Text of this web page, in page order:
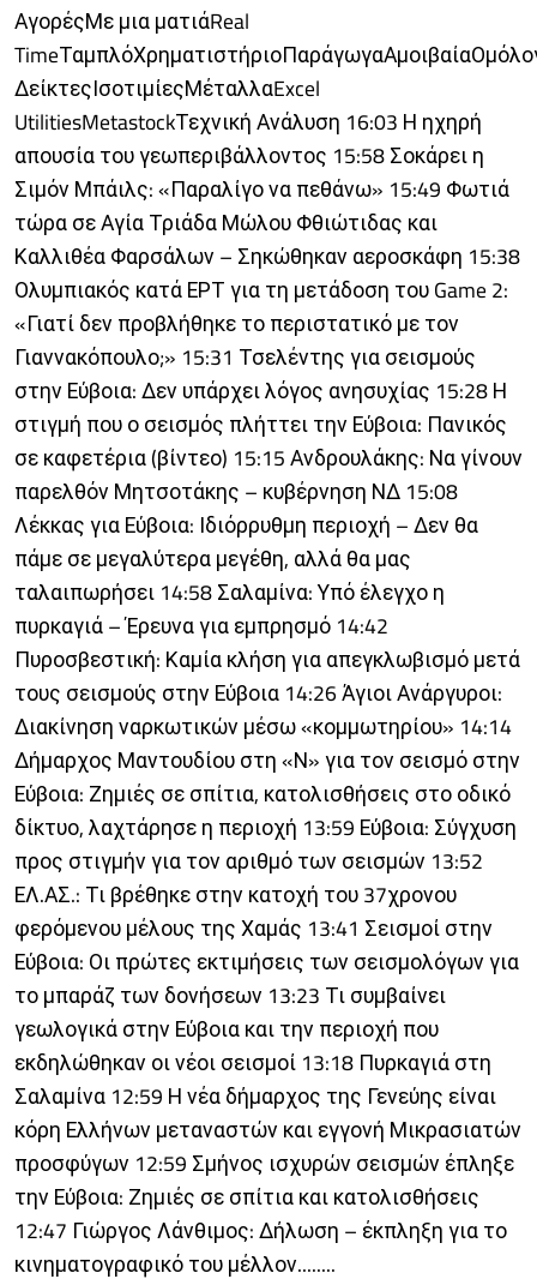
ΑγορέςΜε μια ματιάReal
ΔείκτεςΙσοτιμίεςΜέταλλαExcel
UtilitiesMetastockΤεχνική Ανάλυση 16:03 Η ηχηρή
απουσία του γεωπεριβάλλοντος 15:58 Σοκάρει η
Σιμόν Μπάιλς: «Παραλίγο να πεθάνω» 15:49 Φωτιά
τώρα σε Αγία Τριάδα Μώλου Φθιώτιδας και
Καλλιθέα Φαρσάλων – Σηκώθηκαν αεροσκάφη 15:38
Ολυμπιακός κατά ΕΡΤ για τη μετάδοση του Game 2:
«Γιατί δεν προβλήθηκε το περιστατικό με τον
Γιαννακόπουλο;» 15:31 Τσελέντης για σεισμούς
στην Εύβοια: Δεν υπάρχει λόγος ανησυχίας 15:28 Η
στιγμή που ο σεισμός πλήττει την Εύβοια: Πανικός
σε καφετέρια (βίντεο) 15:15 Ανδρουλάκης: Να γίνουν
παρελθόν Μητσοτάκης – κυβέρνηση ΝΔ 15:08
Λέκκας για Εύβοια: Ιδιόρρυθμη περιοχή – Δεν θα
πάμε σε μεγαλύτερα μεγέθη, αλλά θα μας
ταλαιπωρήσει 14:58 Σαλαμίνα: Υπό έλεγχο η
πυρκαγιά – Έρευνα για εμπρησμό 14:42
Πυροσβεστική: Καμία κλήση για απεγκλωβισμό μετά
τους σεισμούς στην Εύβοια 14:26 Άγιοι Ανάργυροι:
Διακίνηση ναρκωτικών μέσω «κομμωτηρίου» 14:14
Δήμαρχος Μαντουδίου στη «Ν» για τον σεισμό στην
Εύβοια: Ζημιές σε σπίτια, κατολισθήσεις στο οδικό
δίκτυο, λαχτάρησε η περιοχή 13:59 Εύβοια: Σύγχυση
προς στιγμήν για τον αριθμό των σεισμών 13:52
ΕΛ.ΑΣ.: Τι βρέθηκε στην κατοχή του 37χρονου
φερόμενου μέλους της Χαμάς 13:41 Σεισμοί στην
Εύβοια: Οι πρώτες εκτιμήσεις των σεισμολόγων για
το μπαράζ των δονήσεων 13:23 Τι συμβαίνει
γεωλογικά στην Εύβοια και την περιοχή που
εκδηλώθηκαν οι νέοι σεισμοί 13:18 Πυρκαγιά στη
Σαλαμίνα 12:59 Η νέα δήμαρχος της Γενεύης είναι
κόρη Ελλήνων μεταναστών και εγγονή Μικρασιατών
προσφύγων 12:59 Σμήνος ισχυρών σεισμών έπληξε
την Εύβοια: Ζημιές σε σπίτια και κατολισθήσεις
12:47 Γιώργος Λάνθιμος: Δήλωση – έκπληξη για το
κινηματογραφικό του μέλλον........